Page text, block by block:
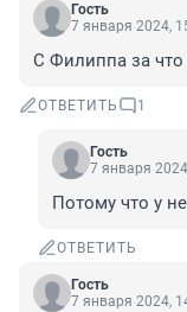
Гость
7 января 2024,
С Филиппа за
ОТВЕТИТЬ 1
Гость
7 января
Потому что у
ОТВЕТИТЬ
Гость
7 января 2024,